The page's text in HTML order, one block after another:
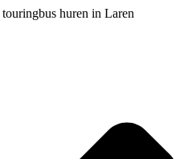
huren in Laren